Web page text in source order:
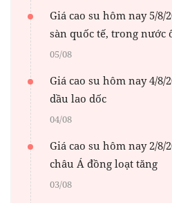
Giá cao su hôm nay 5/8/
sàn quốc tế, trong nước
05/08
Giá cao su hôm nay 4/
dầu lao dốc
04/08
Giá cao su hôm nay 2/8/
châu Á đồng loạt tăng
03/08